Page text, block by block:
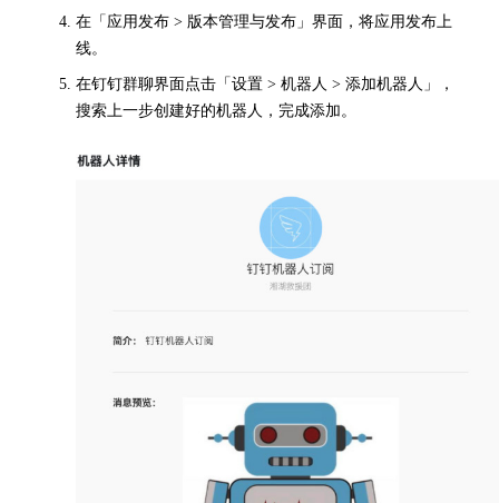
在「应用发布 > 版本管理与发布」界面，将应用发布上
线。
在钉钉群聊界面点击「设置 > 机器人 > 添加机器人」，
搜索上一步创建好的机器人，完成添加。